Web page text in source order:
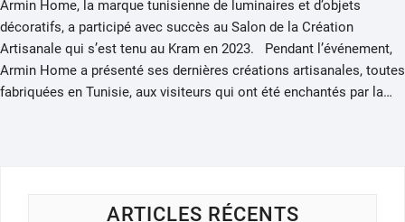
Armin Home, la marque tunisienne de luminaires et d’objets
décoratifs, a participé avec succès au Salon de la Création
Artisanale qui s’est tenu au Kram en 2023. Pendant l’événement,
Armin Home a présenté ses dernières créations artisanales, toutes
fabriquées en Tunisie, aux visiteurs qui ont été enchantés par la…
ARTICLES RÉCENTS